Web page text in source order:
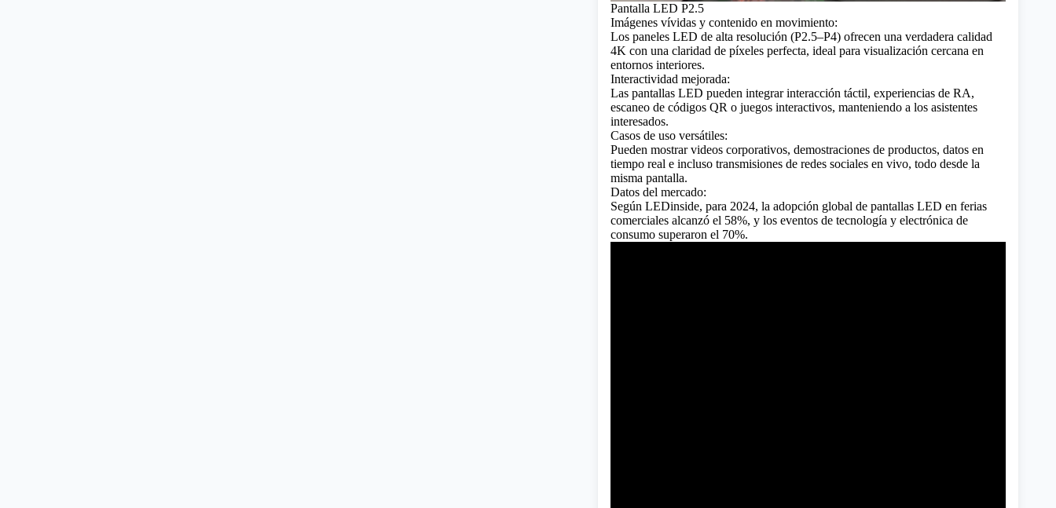
Pantalla LED P2.5
Imágenes vívidas y contenido en movimiento:
Los paneles LED de alta resolución (P2.5–P4) ofrecen una verdadera calidad
4K con una claridad de píxeles perfecta, ideal para visualización cercana en
entornos interiores.
Interactividad mejorada:
Las pantallas LED pueden integrar interacción táctil, experiencias de RA,
escaneo de códigos QR o juegos interactivos, manteniendo a los asistentes
interesados.
Casos de uso versátiles:
Pueden mostrar videos corporativos, demostraciones de productos, datos en
tiempo real e incluso transmisiones de redes sociales en vivo, todo desde la
misma pantalla.
Datos del mercado:
Según LEDinside, para 2024, la adopción global de pantallas LED en ferias
comerciales alcanzó el 58%, y los eventos de tecnología y electrónica de
consumo superaron el 70%.